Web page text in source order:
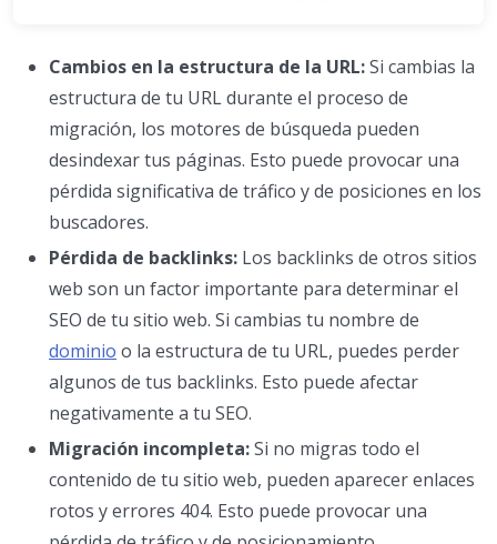
Cambios en la estructura de la URL:Si cambias la
estructura de tu URL durante el proceso de
migración, los motores de búsqueda pueden
desindexar tus páginas. Esto puede provocar una
pérdida significativa de tráfico y de posiciones en los
buscadores.
Pérdida de backlinks: Los backlinks de otros sitios
web son un factor importante para determinar el
SEO de tu sitio web. Si cambias tu nombre de
dominio o la estructura de tu URL, puedes perder
algunos de tus backlinks. Esto puede afectar
negativamente a tu SEO.
Migración incompleta:Si no migras todo el
contenido de tu sitio web, pueden aparecer enlaces
rotos y errores 404. Esto puede provocar una